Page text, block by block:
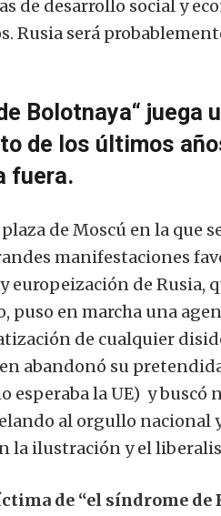
de desarrollo social y
Rusia será
Bolotnaya“ juega
de los últimos
fuera.
de Moscú en la que
manifestaciones
europeización de Rusia,
puso en marcha una
de cualquier
abandonó su
esperaba la UE) y
al orgullo nacional
la ilustración y el
de “el síndrome de